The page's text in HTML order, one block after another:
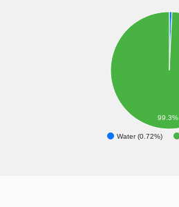
Water (0.72%)
99.3%